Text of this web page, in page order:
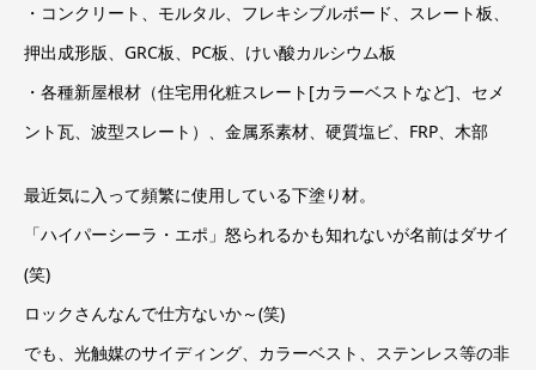
・コンクリート、モルタル、フレキシブルボード、スレート板、
押出成形版、GRC板、PC板、けい酸カルシウム板
・各種新屋根材（住宅用化粧スレート[カラーベストなど]、セメ
ント瓦、波型スレート）、金属系素材、硬質塩ビ、FRP、木部
最近気に入って頻繁に使用している下塗り材。
「ハイパーシーラ・エポ」怒られるかも知れないが名前はダサイ
(笑)
ロックさんなんで仕方ないか～(笑)
でも、光触媒のサイディング、カラーベスト、ステンレス等の非